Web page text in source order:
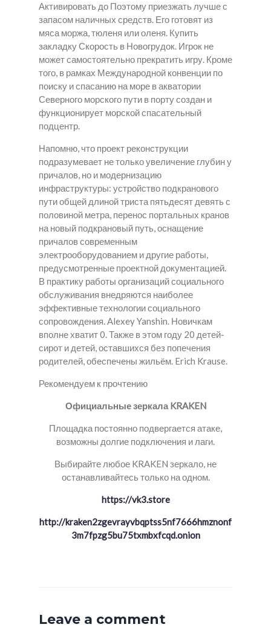
Активировать до Поэтому приезжать лучше с
запасом наличных средств. Его готовят из
мяса моржа, тюленя или оленя. Купить
закладку Скорость в Новогрудок. Игрок не
может самостоятельно прекратить игру. Кроме
того, в рамках Международной конвенции по
поиску и спасанию на море в акватории
Северного морского пути в порту создан и
функционирует морской спасательный
подцентр.
Напомню, что проект реконструкции
подразумевает не только увеличение глубин у
причалов, но и модернизацию
инфраструктуры: устройство подкранового
пути общей длиной триста пятьдесят девять с
половиной метра, перенос портальных кранов
на новый подкрановый путь, оснащение
причалов современным
электрооборудованием и другие работы,
предусмотренные проектной документацией.
В практику работы организаций социального
обслуживания внедряются наиболее
эффективные технологии социального
сопровождения. Alexey Yanshin. Новичкам
вполне хватит 0. Также в этом году 20 детей-
сирот и детей, оставшихся без попечения
родителей, обеспечены жильём. Erich Krause.
Рекомендуем к прочтению
Официальные зеркала KRAKEN
Площадка постоянно подвергается атаке,
возможны долгие подключения и лаги.
Выбирайте любое KRAKEN зеркало, не
останавливайтесь только на одном.
https://vk3.store
http://kraken2zgevrayvbqptss5nf7666hmznonf
3m7fpzg5bu75txmbxfcqd.onion
Leave a comment